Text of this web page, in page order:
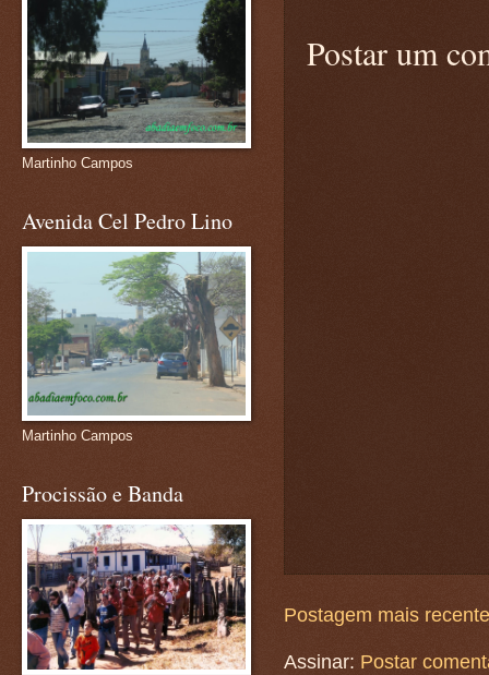
Postar um
Postagem mais recente
Assinar: Postar
Martinho Campos
Avenida Cel Pedro Lino
Martinho Campos
Procissão e Banda